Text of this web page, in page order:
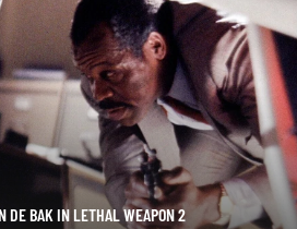
DE BAK IN LETHAL WEAPON 2